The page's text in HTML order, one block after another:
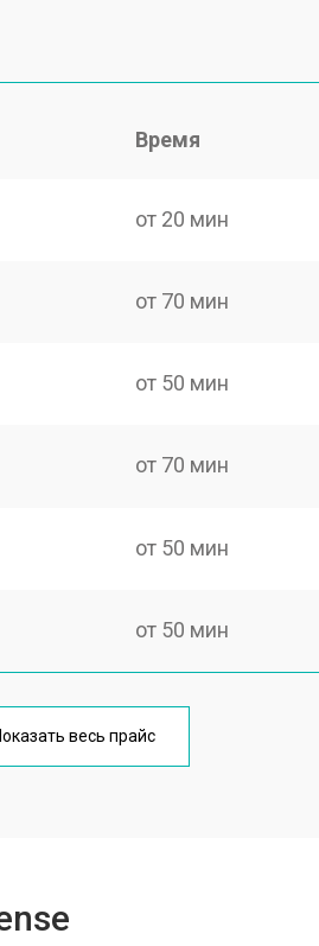
Время
от 20 мин
от 70 мин
от 50 мин
от 70 мин
от 50 мин
от 50 мин
от 80 мин
весь прайс